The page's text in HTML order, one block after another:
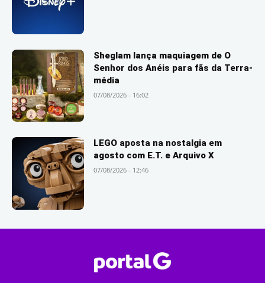
Sheglam lança maquiagem de O
Senhor dos Anéis para fãs da Terra-
média
07/08/2026 - 16:02
LEGO aposta na nostalgia em
agosto com E.T. e Arquivo X
07/08/2026 - 12:46